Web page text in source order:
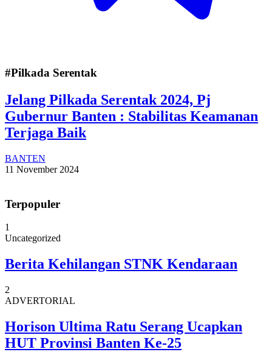
#Pilkada Serentak
Jelang Pilkada Serentak 2024, Pj
Gubernur Banten : Stabilitas Keamanan
Terjaga Baik
BANTEN
11 November 2024
Terpopuler
1
Uncategorized
Berita Kehilangan STNK Kendaraan
2
ADVERTORIAL
Horison Ultima Ratu Serang Ucapkan
HUT Provinsi Banten Ke-25